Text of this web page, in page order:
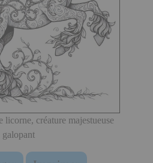
licorne, créature majestueuse
galopant